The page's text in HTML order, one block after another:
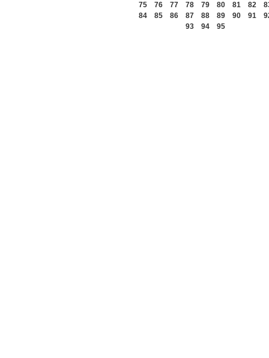
75 76 77 78 79 80 81 82
84
85 86 87 88 89 90 91
93
94 95